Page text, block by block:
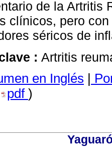
de la Artritis
clínicos, pero
séricos de
: Artritis
en Inglés
pdf )